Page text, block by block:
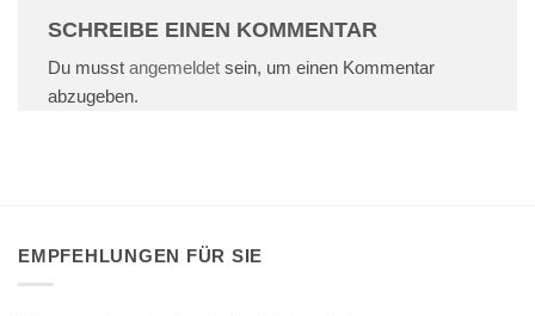
SCHREIBE EINEN KOMMENTAR
Du musst angemeldet sein, um einen Kommentar
abzugeben.
EMPFEHLUNGEN FÜR SIE